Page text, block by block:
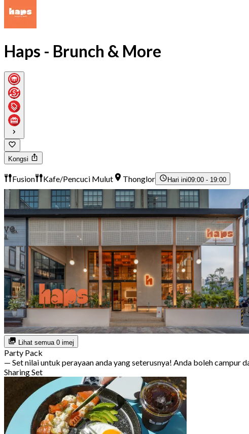
Haps - Brunch & More
Kongsi
Fusion Kafe/Pencuci Mulut Thonglor Hari ini09:00 - 19:00
Lihat semua 0 imej
Party Pack
— Set nilai untuk perayaan anda yang seterusnya! Anda boleh campur
Sharing Set